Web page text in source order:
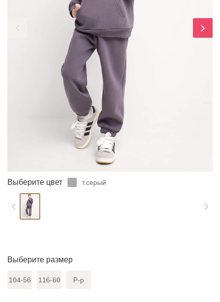
Выберите цвет т.серый
Выберите размер
104-56 116-60 Р-р